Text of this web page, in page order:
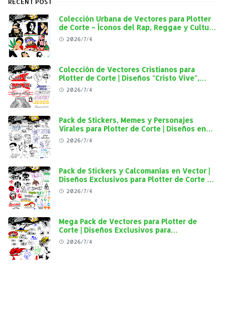
Colección Urbana de Vectores para Plotter
de Corte – Íconos del Rap, Reggae y Cultura
Street en Alta Calidad
2026/7/4
Colección de Vectores Cristianos para
Plotter de Corte | Diseños "Cristo Vive",
"Jesús Vive" y Virgen de Guadalupe en Alta
Calidad
2026/7/4
Pack de Stickers, Memes y Personajes
Virales para Plotter de Corte | Diseños en
Alta Calidad
2026/7/4
Pack de Stickers y Calcomanías en Vector |
Diseños Exclusivos para Plotter de Corte y
Personalización Automotriz
2026/7/4
Mega Pack de Vectores para Plotter de
Corte | Diseños Exclusivos para
Personalización Automotriz
2026/7/4